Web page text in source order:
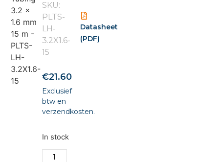
SKU:
PLTS-
LH-
3.2X1.6-
15
€21.60
Exclusief
btw en
verzendkosten.
In stock
Datasheet
(PDF)